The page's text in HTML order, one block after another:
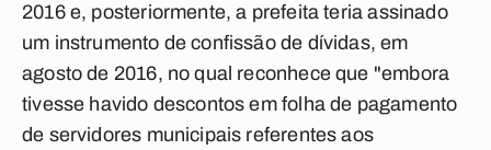
2016 e, posteriormente, a prefeita teria assinado
um instrumento de confissão de dívidas, em
agosto de 2016, no qual reconhece que "embora
tivesse havido descontos em folha de pagamento
de servidores municipais referentes aos